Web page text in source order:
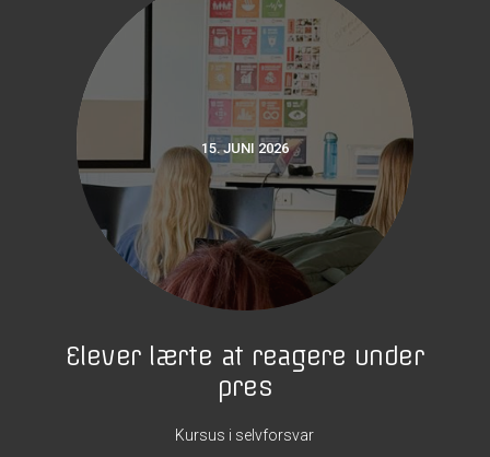
15. JUNI 2026
Elever lærte at reagere under
pres
Kursus i selvforsvar